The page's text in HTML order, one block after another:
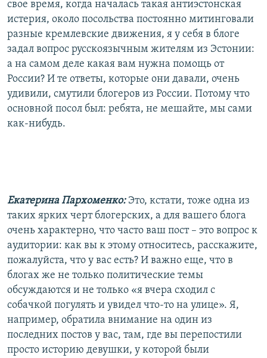
свое время, когда началась такая антиэстонская
истерия, около посольства постоянно митинговали
разные кремлевские движения, я у себя в блоге
задал вопрос русскоязычным жителям из Эстонии:
а на самом деле какая вам нужна помощь от
России? И те ответы, которые они давали, очень
удивили, смутили блогеров из России. Потому что
основной посол был: ребята, не мешайте, мы сами
как-нибудь.
Екатерина Пархоменко: Это, кстати, тоже одна из
таких ярких черт блогерских, а для вашего блога
очень характерно, что часто ваш пост – это вопрос к
аудитории: как вы к этому относитесь, расскажите,
пожалуйста, что у вас есть? И важно еще, что в
блогах же не только политические темы
обсуждаются и не только «я вчера сходил с
собачкой погулять и увидел что-то на улице». Я,
например, обратила внимание на один из
последних постов у вас, там, где вы перепостили
просто историю девушки, у которой были